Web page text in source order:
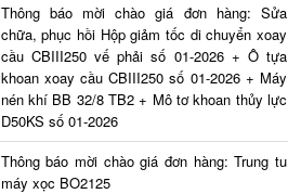
Thông báo mời chào giá đơn hàng: Sửa
chữa, phục hồi Hộp giảm tốc di chuyển xoay
cầu CBIII250 vế phải số 01-2026 + Ô tựa
khoan xoay cầu CBIII250 số 01-2026 + Máy
nén khí BB 32/8 TB2 + Mô tơ khoan thủy lực
D50KS số 01-2026
Thông báo mời chào giá đơn hàng: Trung tu
máy xọc BO2125